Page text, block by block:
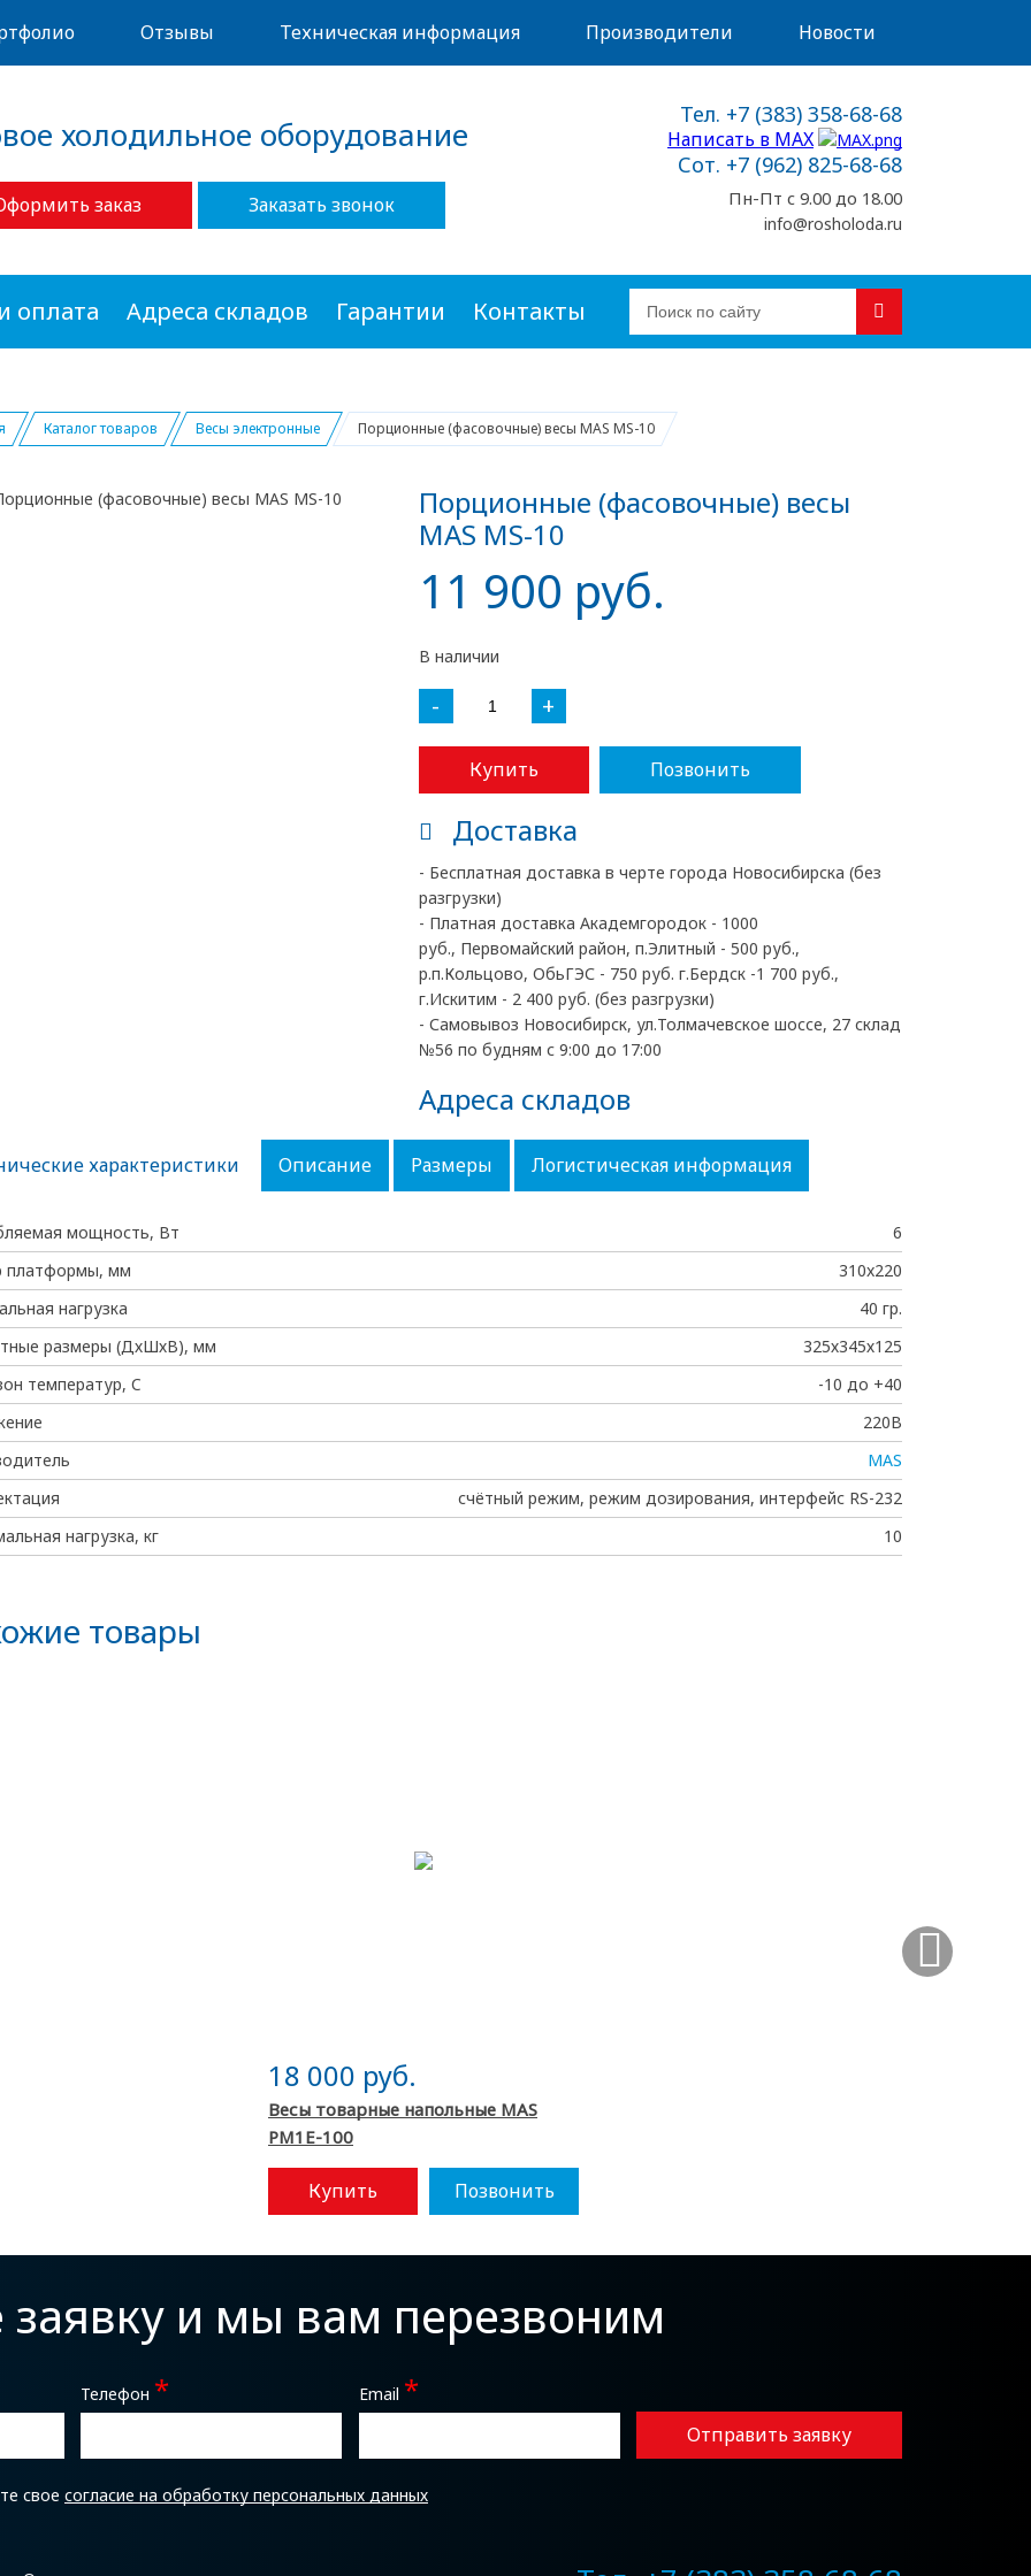
Отзывы Техническая информация Производители Новости
холодильное оборудование
заказ Заказать звонок
Тел. +7 (383) 358-68-68
Написать в MAX
Сот. +7 (962) 825-68-68
Пн-Пт с 9.00 до 18.00
info@rosholoda.ru
оплата Адреса складов Гарантии Контакты
Каталог товаров Весы электронные Порционные (фасовочные) весы MAS MS-10
Порционные (фасовочные) весы
MAS MS-10
11 900 руб.
В наличии
- +
Купить Позвонить
Доставка
- Бесплатная доставка в черте города Новосибирска (без
разгрузки)
- Платная доставка Академгородок - 1000
руб., Первомайский район, п.Элитный - 500 руб.,
р.п.Кольцово, ОбьГЭС - 750 руб. г.Бердск -1 700 руб.,
г.Искитим - 2 400 руб. (без разгрузки)
- Самовывоз Новосибирск, ул.Толмачевское шоссе, 27 склад
№56 по будням с 9:00 до 17:00
Адреса складов
характеристики Описание Размеры Логистическая информация
мощность, Вт
6
платформы, мм
310x220
нагрузка
40 гр.
размеры (ДхШхВ), мм
325х345х125
температур, C
-10 до +40
220В
MAS
счётный режим, режим дозирования, интерфейс RS-232
нагрузка, кг
10
товары
18 000 руб.
Весы товарные напольные MAS
PM1E-100
Купить Позвонить
заявку и мы вам перезвоним
Телефон * Email *
Отправить заявку
свое согласие на обработку персональных данных